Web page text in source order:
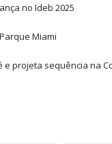
no Ideb 2025
Miami
projeta sequência na